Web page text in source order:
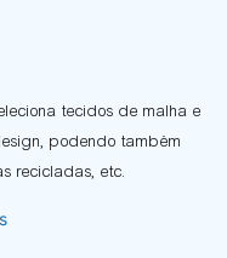
tecidos de malha e
podendo também
recicladas, etc.